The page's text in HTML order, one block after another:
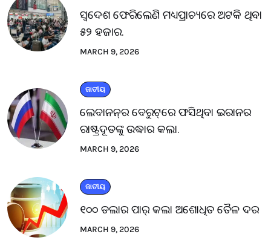
ସ୍ବଦେଶ ଫେରିଲେଣି ମଧ୍ୟପ୍ରାଚ୍ୟରେ ଅଟକି ଥିବା
୫୨ ହଜାର.
MARCH 9, 2026
ଜାତୀୟ
ଲେବାନନ୍‌ର ବେରୁଟ୍‌ରେ ଫସିଥିବା ଇରାନର
ରାଷ୍ଟ୍ରଦୂତଙ୍କୁ ଉଦ୍ଧାର କଲା.
MARCH 9, 2026
ଜାତୀୟ
୧୦୦ ଡଲାର ପାର୍ କଲା ଅଶୋଧିତ ତୈଳ ଦର
MARCH 9, 2026